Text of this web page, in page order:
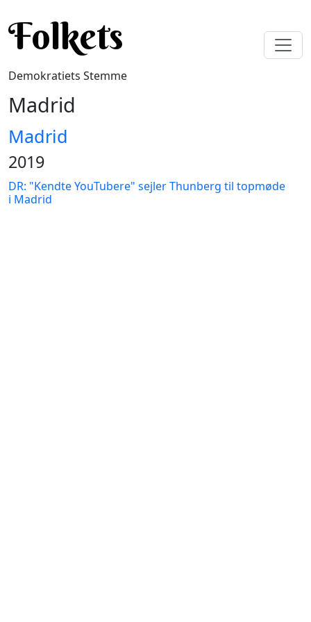
Folkets
Demokratiets Stemme
Madrid
Madrid
2019
DR: "Kendte YouTubere" sejler Thunberg til topmøde
i Madrid